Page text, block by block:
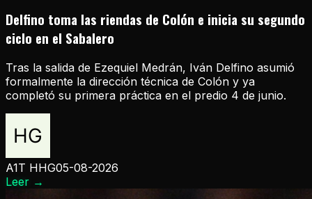
Delfino toma las riendas de Colón e inicia su segundo
ciclo en el Sabalero
Tras la salida de Ezequiel Medrán, Iván Delfino asumió
formalmente la dirección técnica de Colón y ya
completó su primera práctica en el predio 4 de junio.
A1T HHG05-08-2026
Leer →